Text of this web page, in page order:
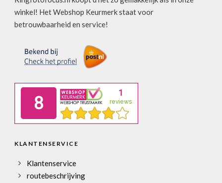
winkel! Het Webshop Keurmerk staat voor
betrouwbaarheid en service!
KLANTENSERVICE
Klantenservice
routebeschrijving